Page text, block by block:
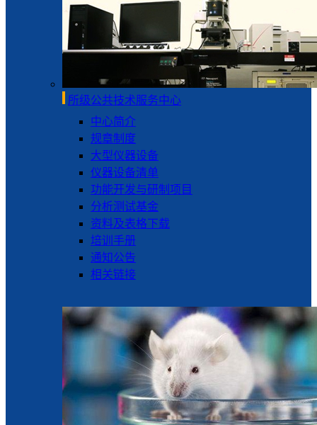
所级公共技术服务中心
中心简介
规章制度
大型仪器设备
仪器设备清单
功能开发与研制项目
分析测试基金
资料及表格下载
培训手册
通知公告
相关链接